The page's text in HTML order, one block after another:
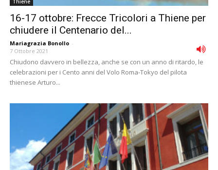
Thiene
16-17 ottobre: Frecce Tricolori a Thiene per
chiudere il Centenario del...
Mariagrazia Bonollo -
7 Ottobre 2021
Chiudono davvero in bellezza, anche se con un anno di ritardo, le
celebrazioni per i Cento anni del Volo Roma-Tokyo del pilota
thienese Arturo...